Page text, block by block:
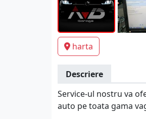
harta
Descriere
Service-ul nostru va
auto pe toata gama